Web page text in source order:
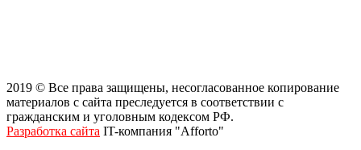
2019 © Все права защищены, несогласованное копирование
материалов с сайта преследуется в соответствии с
гражданским и уголовным кодексом РФ.
Разработка сайта IT-компания "Afforto"